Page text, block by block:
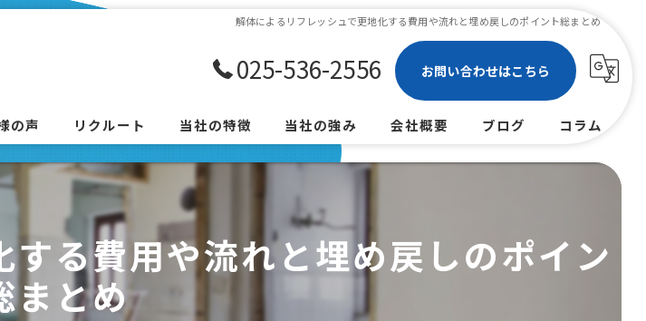
解体によるリフレッシュで更地化する費用や流れと埋め戻しのポイント総まとめ
025-536-2556 お問い合わせはこちら
の声 リクルート 当社の特徴
木造住宅
車庫
倉庫
物置
当社の強み
戸建て
空き家
会社概要 ブログ コラム
る費用や流れと埋め戻しのポイン
まとめ